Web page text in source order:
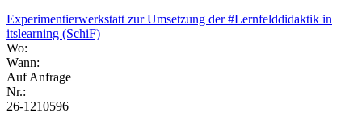
Experimentierwerkstatt zur Umsetzung der #Lernfelddidaktik in
itslearning (SchiF)
Wo:
Wann:
Auf Anfrage
Nr.:
26-1210596